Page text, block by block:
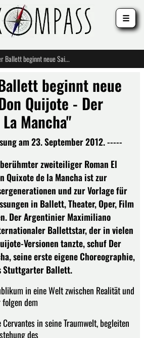
Stuttgarter Ballett beginnt neue Saison mit "Don Quijote - Der Träumer von La Mancha"
beginnt neue
Quijote - Der
Mancha"
am 23. September 2012. -----
zweiteiliger Roman El
Quixote de la Mancha ist zur
und zur Vorlage für
in Ballett, Theater, Oper, Film
Der Argentinier Maximiliano
Ballettstar, der in vielen
Versionen tanzte, schuf Der
seine erste eigene Choreographie,
Stuttgarter Ballett.
in eine Welt zwischen Realität und
folgen dem
in seine Traumwelt, begleiten
des
☰